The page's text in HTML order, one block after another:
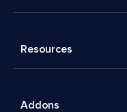
Resources
Addons